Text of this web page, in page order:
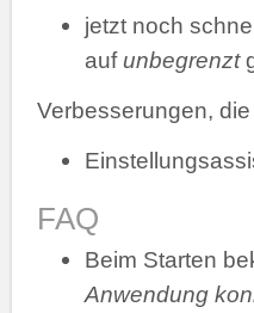
jetzt noch
aufunbegrenzt
Verbesserungen,
FAQ
Beim Starten
Anwendung